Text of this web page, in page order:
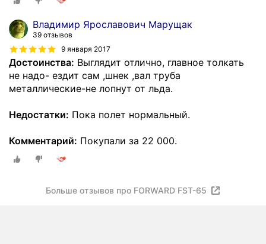
Владимир Ярославович Марущак
39 отзывов
9 января 2017
Достоинства: Выглядит отлично, главное толкать
не надо- ездит сам ,шнек ,вал труба
металлические-не лопнут от льда.
Недостатки: Пока полет нормальный.
Комментарий: Покупали за 22 000.
Больше отзывов про FORWARD FST-65